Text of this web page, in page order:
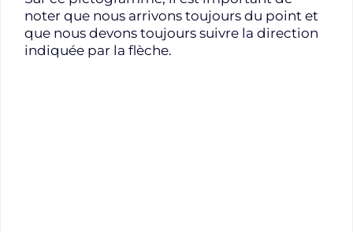
noter que nous arrivons toujours du point et
que nous devons toujours suivre la direction
indiquée par la flèche.